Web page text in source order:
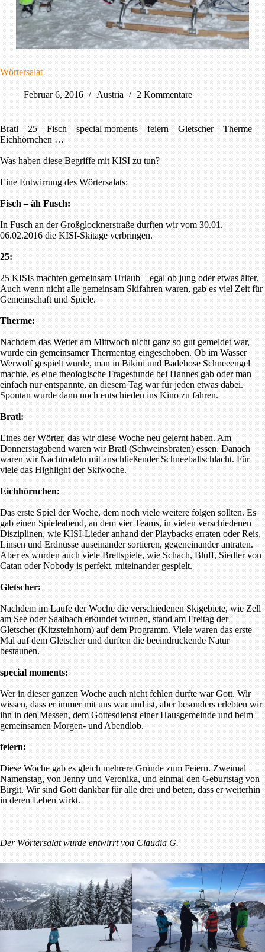
Wörtersalat
Februar 6, 2016 Austria 2 Kommentare
Bratl – 25 – Fisch – special moments – feiern – Gletscher – Therme –
Eichhörnchen …
Was haben diese Begriffe mit KISI zu tun?
Eine Entwirrung des Wörtersalats:
Fisch – äh Fusch:
In Fusch an der Großglocknerstraße durften wir vom 30.01. –
06.02.2016 die KISI-Skitage verbringen.
25:
25 KISIs machten gemeinsam Urlaub – egal ob jung oder etwas älter.
Auch wenn nicht alle gemeinsam Skifahren waren, gab es viel Zeit für
Gemeinschaft und Spiele.
Therme:
Nachdem das Wetter am Mittwoch nicht ganz so gut gemeldet war,
wurde ein gemeinsamer Thermentag eingeschoben. Ob im Wasser
Werwolf gespielt wurde, man in Bikini und Badehose Schneeengel
machte, es eine theologische Fragestunde bei Hannes gab oder man
einfach nur entspannte, an diesem Tag war für jeden etwas dabei.
Spontan wurde dann noch entschieden ins Kino zu fahren.
Bratl:
Eines der Wörter, das wir diese Woche neu gelernt haben. Am
Donnerstagabend waren wir Bratl (Schweinsbraten) essen. Danach
waren wir Nachtrodeln mit anschließender Schneeballschlacht. Für
viele das Highlight der Skiwoche.
Eichhörnchen:
Das erste Spiel der Woche, dem noch viele weitere folgen sollten. Es
gab einen Spieleabend, an dem vier Teams, in vielen verschiedenen
Disziplinen, wie KISI-Lieder anhand der Playbacks erraten oder Reis,
Linsen und Erdnüsse auseinander sortieren, gegeneinander antraten.
Aber es wurden auch viele Brettspiele, wie Schach, Bluff, Siedler von
Catan oder Nobody is perfekt, miteinander gespielt.
Gletscher:
Nachdem im Laufe der Woche die verschiedenen Skigebiete, wie Zell
am See oder Saalbach erkundet wurden, stand am Freitag der
Gletscher (Kitzsteinhorn) auf dem Programm. Viele waren das erste
Mal auf dem Gletscher und durften die beeindruckende Natur
bestaunen.
special moments:
Wer in dieser ganzen Woche auch nicht fehlen durfte war Gott. Wir
wissen, dass er immer mit uns war und ist, aber besonders erlebten wir
ihn in den Messen, dem Gottesdienst einer Hausgemeinde und beim
gemeinsamen Morgen- und Abendlob.
feiern:
Diese Woche gab es gleich mehrere Gründe zum Feiern. Zweimal
Namenstag, von Jenny und Veronika, und einmal den Geburtstag von
Birgit. Wir sind Gott dankbar für alle drei und beten, dass er weiterhin
in deren Leben wirkt.
Der Wörtersalat wurde entwirrt von Claudia G.